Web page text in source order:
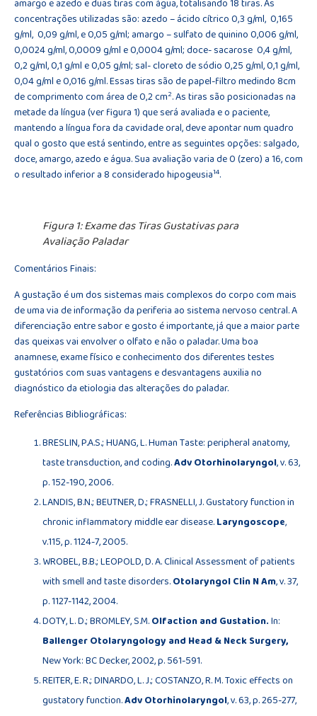
amargo e azedo e duas tiras com água, totalisando 18 tiras. As
concentrações utilizadas são: azedo – ácido cítrico 0,3 g/ml, 0,165
g/ml, 0,09 g/ml, e 0,05 g/ml; amargo – sulfato de quinino 0,006 g/ml,
0,0024 g/ml, 0,0009 g/ml e 0,0004 g/ml; doce- sacarose 0,4 g/ml,
0,2 g/ml, 0,1 g/ml e 0,05 g/ml; sal- cloreto de sódio 0,25 g/ml, 0,1 g/ml,
0,04 g/ml e 0,016 g/ml. Essas tiras são de papel-filtro medindo 8cm
de comprimento com área de 0,2 cm2. As tiras são posicionadas na
metade da língua (ver figura 1) que será avaliada e o paciente,
mantendo a língua fora da cavidade oral, deve apontar num quadro
qual o gosto que está sentindo, entre as seguintes opções: salgado,
doce, amargo, azedo e água. Sua avaliação varia de 0 (zero) a 16, com
o resultado inferior a 8 considerado hipogeusia14.
Figura 1: Exame das Tiras Gustativas para
Avaliação Paladar
Comentários Finais:
A gustação é um dos sistemas mais complexos do corpo com mais
de uma via de informação da periferia ao sistema nervoso central. A
diferenciação entre sabor e gosto é importante, já que a maior parte
das queixas vai envolver o olfato e não o paladar. Uma boa
anamnese, exame físico e conhecimento dos diferentes testes
gustatórios com suas vantagens e desvantagens auxilia no
diagnóstico da etiologia das alterações do paladar.
Referências Bibliográficas:
BRESLIN, P.A.S.; HUANG, L. Human Taste: peripheral anatomy,
taste transduction, and coding.Adv Otorhinolaryngol, v. 63,
p. 152-190, 2006.
LANDIS, B.N.; BEUTNER, D.; FRASNELLI, J. Gustatory function in
chronic inflammatory middle ear disease.Laryngoscope,
v.115, p. 1124-7, 2005.
WROBEL, B.B.; LEOPOLD, D. A. Clinical Assessment of patients
with smell and taste disorders.Otolaryngol Clin N Am, v. 37,
p. 1127-1142, 2004.
DOTY, L. D.; BROMLEY, S.M.Olfaction and Gustation.In:
Ballenger Otolaryngology and Head & Neck Surgery,
New York: BC Decker, 2002, p. 561-591.
REITER, E. R.; DINARDO, L. J.; COSTANZO, R. M. Toxic effects on
gustatory function.Adv Otorhinolaryngol, v. 63, p. 265-277,